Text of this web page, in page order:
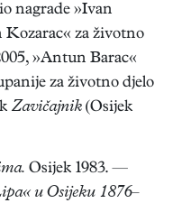
nagrade »Ivan
Kozarac« za životno
»Antun Barac«
za životno djelo
Zavičajnik (Osijek
Osijek 1983. —
u Osijeku 1876–